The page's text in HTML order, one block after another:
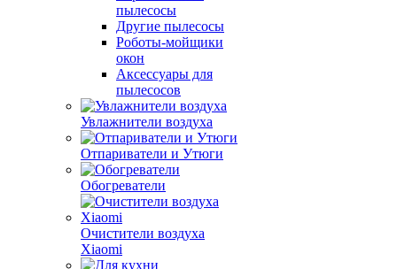
пылесосы
Другие пылесосы
Роботы-мойщики
окон
Аксессуары для
пылесосов
Увлажнители воздуха
Отпариватели и Утюги
Обогреватели
Очистители воздуха
Xiaomi